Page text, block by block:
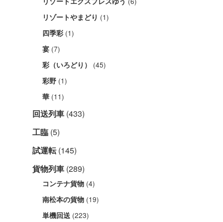
リゾートやまどり (1)
四季彩 (1)
宴 (7)
彩（いろどり） (45)
彩野 (1)
華 (11)
回送列車 (433)
工臨 (5)
試運転(145)
貨物列車 (289)
コンテナ貨物 (4)
南松本の貨物 (19)
単機回送 (223)